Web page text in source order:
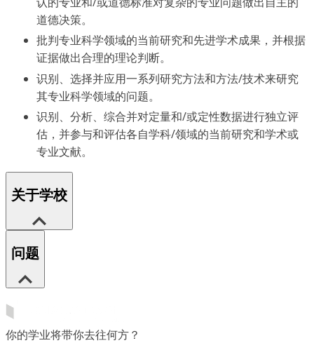
道德决策。
批判专业科学领域的当前研究和先进学术成果，并根据
证据做出合理的理论判断。
识别、选择并应用一系列研究方法和方法/技术来研究
其专业科学领域的问题。
识别、分析、综合并对定量和/或定性数据进行独立评
估，并参与和评估各自学科/领域的当前研究和学术或
专业文献。
关于学校
问题
你的学业将带你去往何方？